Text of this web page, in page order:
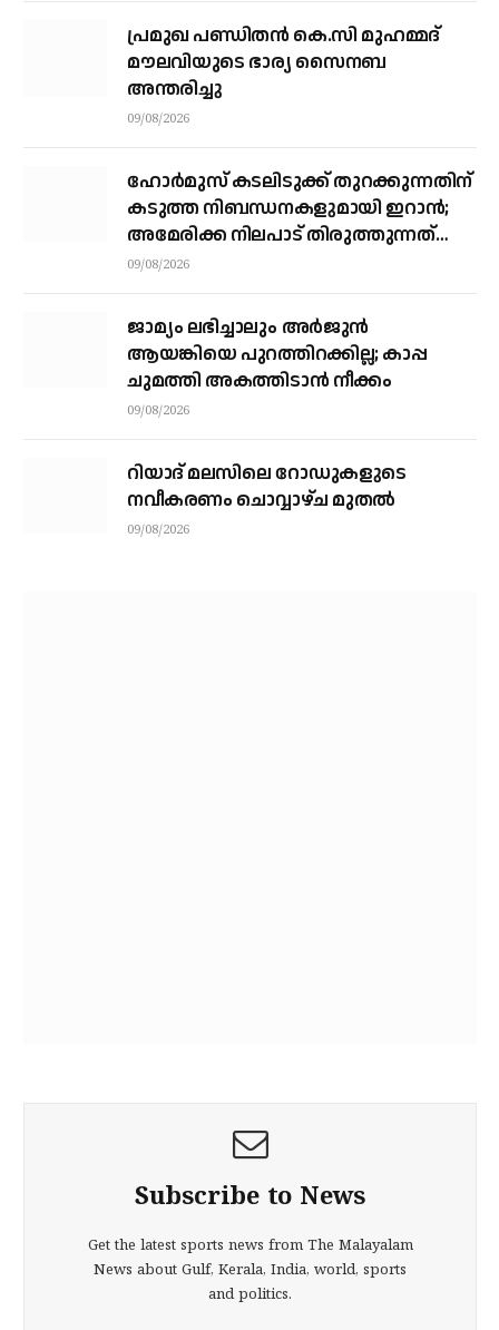
പ്രമുഖ പണ്ഡിതൻ കെ.സി മുഹമ്മദ്
മൗലവിയുടെ ഭാര്യ സൈനബ
അന്തരിച്ചു
09/08/2026
ഹോര്‍മുസ് കടലിടുക്ക് തുറക്കുന്നതിന്
കടുത്ത നിബന്ധനകളുമായി ഇറാന്‍;
അമേരിക്ക നിലപാട് തിരുത്തുന്നത്
വരെ തുറക്കില്ലെന്ന് കൗണ്‍സില്‍
09/08/2026
ജാമ്യം ലഭിച്ചാലും അര്‍ജുന്‍
ആയങ്കിയെ പുറത്തിറക്കില്ല; കാപ്പ
ചുമത്തി അകത്തിടാന്‍ നീക്കം
09/08/2026
റിയാദ് മലസിലെ റോഡുകളുടെ
നവീകരണം ചൊവ്വാഴ്ച മുതല്‍
09/08/2026
Subscribe to News
Get the latest sports news from The Malayalam
News about Gulf, Kerala, India, world, sports
and politics.